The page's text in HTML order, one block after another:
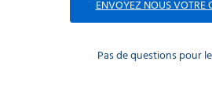
ENVOYEZ NOUS VOTRE
Pas de questions pour